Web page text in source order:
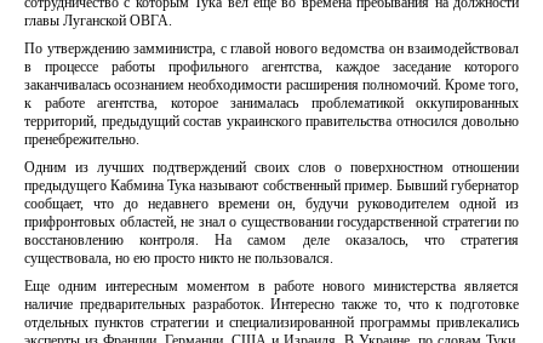
главы Луганской ОВГА.
По утверждению замминистра, с главой нового ведомства он взаимодействовал
в процессе работы профильного агентства, каждое заседание которого
заканчивалась осознанием необходимости расширения полномочий. Кроме того,
к работе агентства, которое занималась проблематикой оккупированных
территорий, предыдущий состав украинского правительства относился довольно
пренебрежительно.
Одним из лучших подтверждений своих слов о поверхностном отношении
предыдущего Кабмина Тука называют собственный пример. Бывший губернатор
сообщает, что до недавнего времени он, будучи руководителем одной из
прифронтовых областей, не знал о существовании государственной стратегии по
восстановлению контроля. На самом деле оказалось, что стратегия
существовала, но ею просто никто не пользовался.
Еще одним интересным моментом в работе нового министерства является
наличие предварительных разработок. Интересно также то, что к подготовке
отдельных пунктов стратегии и специализированной программы привлекались